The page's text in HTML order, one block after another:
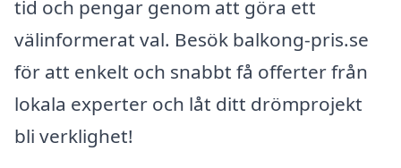
tid och pengar genom att göra ett
välinformerat val. Besök balkong-pris.se
för att enkelt och snabbt få offerter från
lokala experter och låt ditt drömprojekt
bli verklighet!